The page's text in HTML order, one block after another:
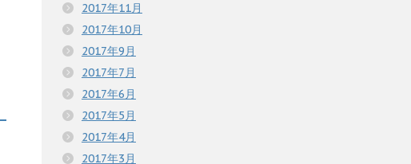
2017年11月
2017年10月
2017年9月
2017年7月
2017年6月
2017年5月
2017年4月
2017年3月